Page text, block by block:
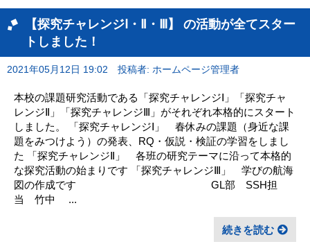
【探究チャレンジⅠ・Ⅱ・Ⅲ】 の活動が全てスター
トしました！
2021年05月12日 19:02 投稿者: ホームページ管理者
本校の課題研究活動である「探究チャレンジⅠ」「探究チャ
レンジⅡ」「探究チャレンジⅢ」がそれぞれ本格的にスタート
しました。 「探究チャレンジⅠ」 春休みの課題（身近な課
題をみつけよう）の発表、RQ・仮説・検証の学習をしまし
た 「探究チャレンジⅡ」 各班の研究テーマに沿って本格的
な探究活動の始まりです 「探究チャレンジⅢ」 学びの航海
図の作成です GL部 SSH担
当 竹中 ...
続きを読む